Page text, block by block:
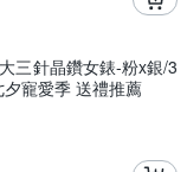
三針晶鑽女錶-粉x銀/3
寵愛季 送禮推薦